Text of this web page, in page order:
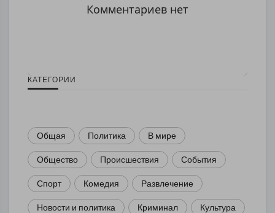
Комментариев нет
КАТЕГОРИИ
Общая Политика В мире
Общество Происшествия События
Спорт Комедия Развлечение
Новости и политика Криминал Культура